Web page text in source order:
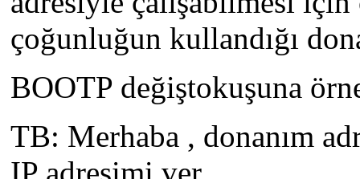
çoğunluğun kullandığı
BOOTP değiştokuşuna
TB: Merhaba , donanım
IP adresimi ver.